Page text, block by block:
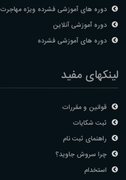
دوره های آموزشی فشرده ویژه مهاجرت
دوره آموزشی آنلاین
دوره های آموزشی فشرده
لینکهای مفید
قوانین و مقررات
ثبت شکایات
راهنمای ثبت نام
چرا سروش جاوید؟
استخدام